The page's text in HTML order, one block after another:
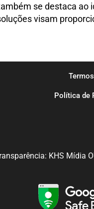
se destaca ao
visam
Política de
KHS Mídia